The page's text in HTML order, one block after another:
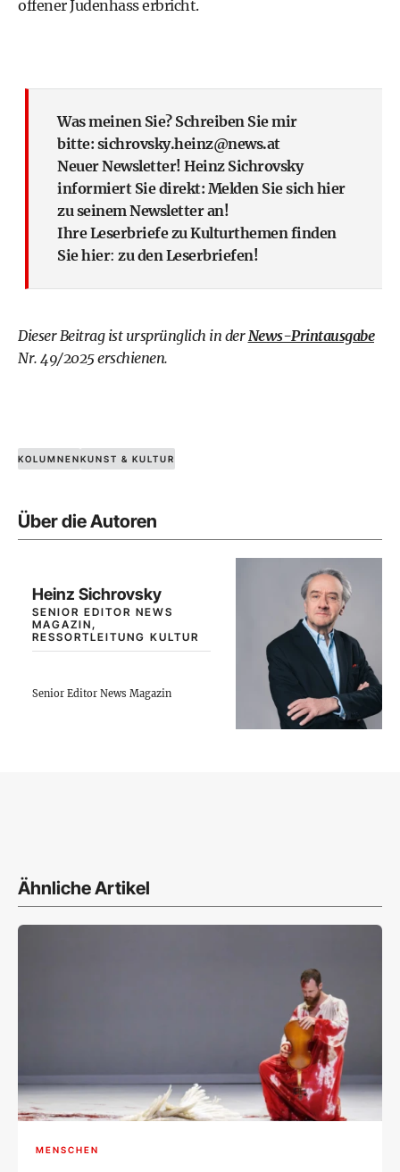
offener Judenhass erbricht.
Was meinen Sie? Schreiben Sie mir
bitte: sichrovsky.heinz@news.at
Neuer Newsletter! Heinz Sichrovsky
informiert Sie direkt: Melden Sie sich hier
zu seinem Newsletter an!
Ihre Leserbriefe zu Kulturthemen finden
Sie hier: zu den Leserbriefen!
Dieser Beitrag ist ursprünglich in derNews-Printausgabe
Nr. 49/2025 erschienen.
KOLUMNENKUNST & KULTUR
Über die Autoren
Heinz Sichrovsky
SENIOR EDITOR NEWS
MAGAZIN,
RESSORTLEITUNG KULTUR
Senior Editor News Magazin
Ähnliche Artikel
MENSCHEN